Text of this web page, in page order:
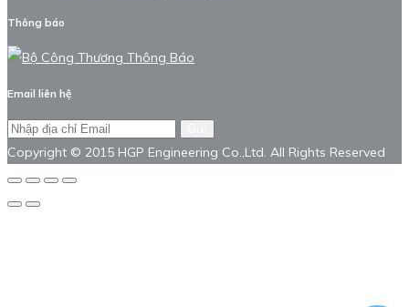
Thông báo
Email liên hệ
Copyright © 2015 HGP Engineering Co.,Ltd. All Rights Reserved